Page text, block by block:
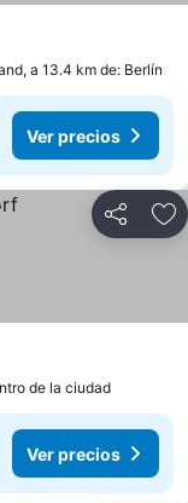
precios
a 13.4 km de: Berlín
Ver precios
Compartir
de la ciudad
Ver precios